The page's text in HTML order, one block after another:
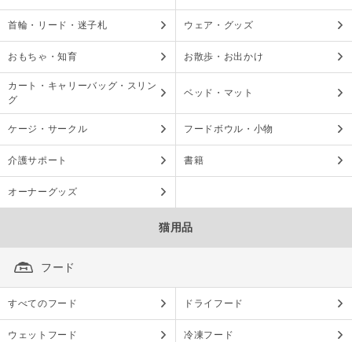
首輪・リード・迷子札 ウェア・グッズ
おもちゃ・知育 お散歩・お出かけ
カート・キャリーバッグ・スリン
グ
ベッド・マット
ケージ・サークル フードボウル・小物
介護サポート 書籍
オーナーグッズ
猫用品
フード
すべてのフード ドライフード
ウェットフード 冷凍フード